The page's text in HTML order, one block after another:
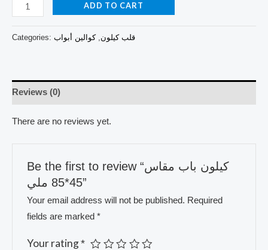
ADD TO CART
Categories: قلب كيلون,كوالين أبواب
Reviews (0)
There are no reviews yet.
Be the first to review “كيلون باب مقاس
45*85 ملي”
Your email address will not be published. Required
fields are marked*
Your rating*